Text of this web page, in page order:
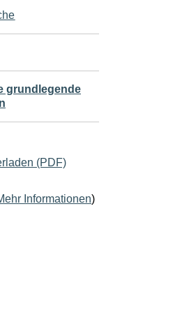
grundlegende
(PDF)
Informationen)